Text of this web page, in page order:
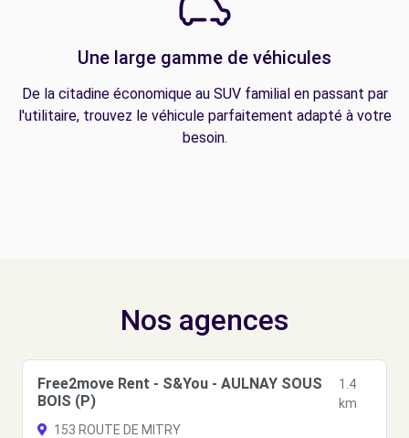
Une large gamme de véhicules
De la citadine économique au SUV familial en passant par
l'utilitaire, trouvez le véhicule parfaitement adapté à votre
besoin.
Nos agences
Free2move Rent - S&You - AULNAY SOUS
BOIS (P)
1.4
km
153 ROUTE DE MITRY